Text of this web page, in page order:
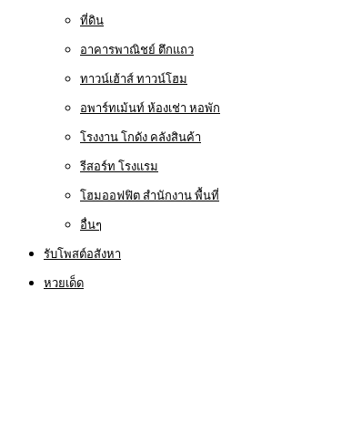
ที่ดิน
อาคารพาณิชย์ ตึกแถว
ทาวน์เฮ้าส์ ทาวน์โฮม
อพาร์ทเม้นท์ ห้องเช่า หอพัก
โรงงาน โกดัง คลังสินค้า
รีสอร์ท โรงแรม
โฮมออฟฟิต สำนักงาน พื้นที่
อื่นๆ
รับโพสต์อสังหา
หวยเด็ด